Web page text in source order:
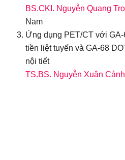
BS.CKI. Nguyễn Quang
Nam
Ứng dụng PET/CT với
tiền liệt tuyến và GA-68
nội tiết
TS.BS. Nguyễn Xuân Cảnh